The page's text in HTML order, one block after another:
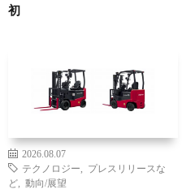
初
2026.08.07
テクノロジー
プレスリリースな
ど
動向/展望